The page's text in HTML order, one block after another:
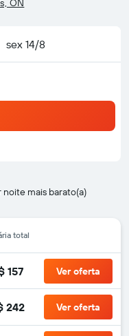
ON
sex 14/8
noite mais barato(a)
total
157 Ver oferta
242 Ver oferta